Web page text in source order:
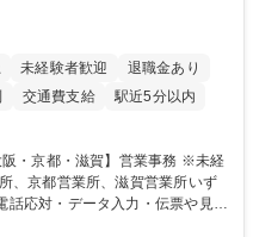
未経験者歓迎
退職金あり
交通費支給
駅近5分以内
話応対・データ入力・伝票や見積
内で発生する事務業務や業務改